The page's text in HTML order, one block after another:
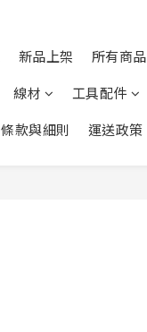
新品上架 所有商品
線材 工具配件
條款與細則 運送政策